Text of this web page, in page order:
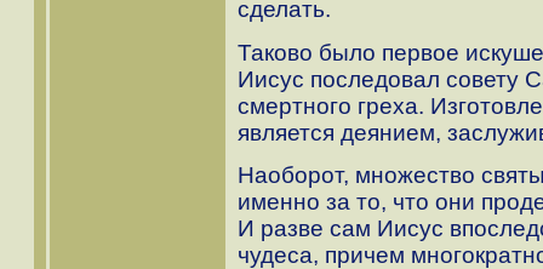
сделать.
Таково было первое
Иисус последовал совету
смертного греха.
является деянием,
Наоборот, множество
именно за то, что они
И разве сам Иисус
чудеса, причем